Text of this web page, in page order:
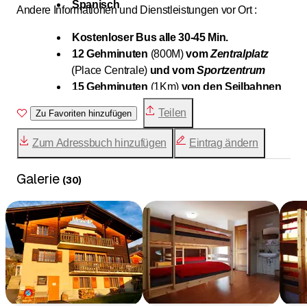
Spanisch
Andere Informationen und Dienstleistungen vor Ort :
Kostenloser Bus alle 30-45 Min.
12 Gehminuten (800M)vomZentralplatz
(Place Centrale)und vomSportzentrum
15 Gehminuten (1Km)von den Seilbahnen
Verkauf von verschiedenen Tiefkühlpizzen
sowie 2 Biertypen(4.- oder 3.-)
Molkerei
mit köstlichen
Wegen Allergien, akzeptieren wir die
Haustiere leider nicht
Zu Favoriten hinzufügen Teilen
Zum Adressbuch hinzufügen Eintrag ändern
Galerie (30)